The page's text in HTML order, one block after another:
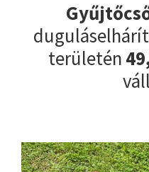
területén